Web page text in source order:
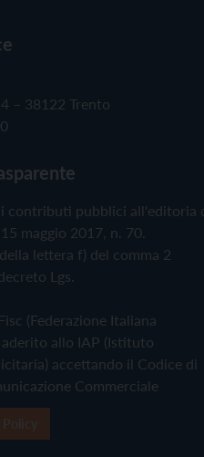
– 38122 Trento
contributi pubblici all'editoria
maggio 2017, n. 70.
lettera f) del comma 2
Lgs.
(Federazione Italiana
allo IAP (Istituto
accettando il Codice di
Commerciale